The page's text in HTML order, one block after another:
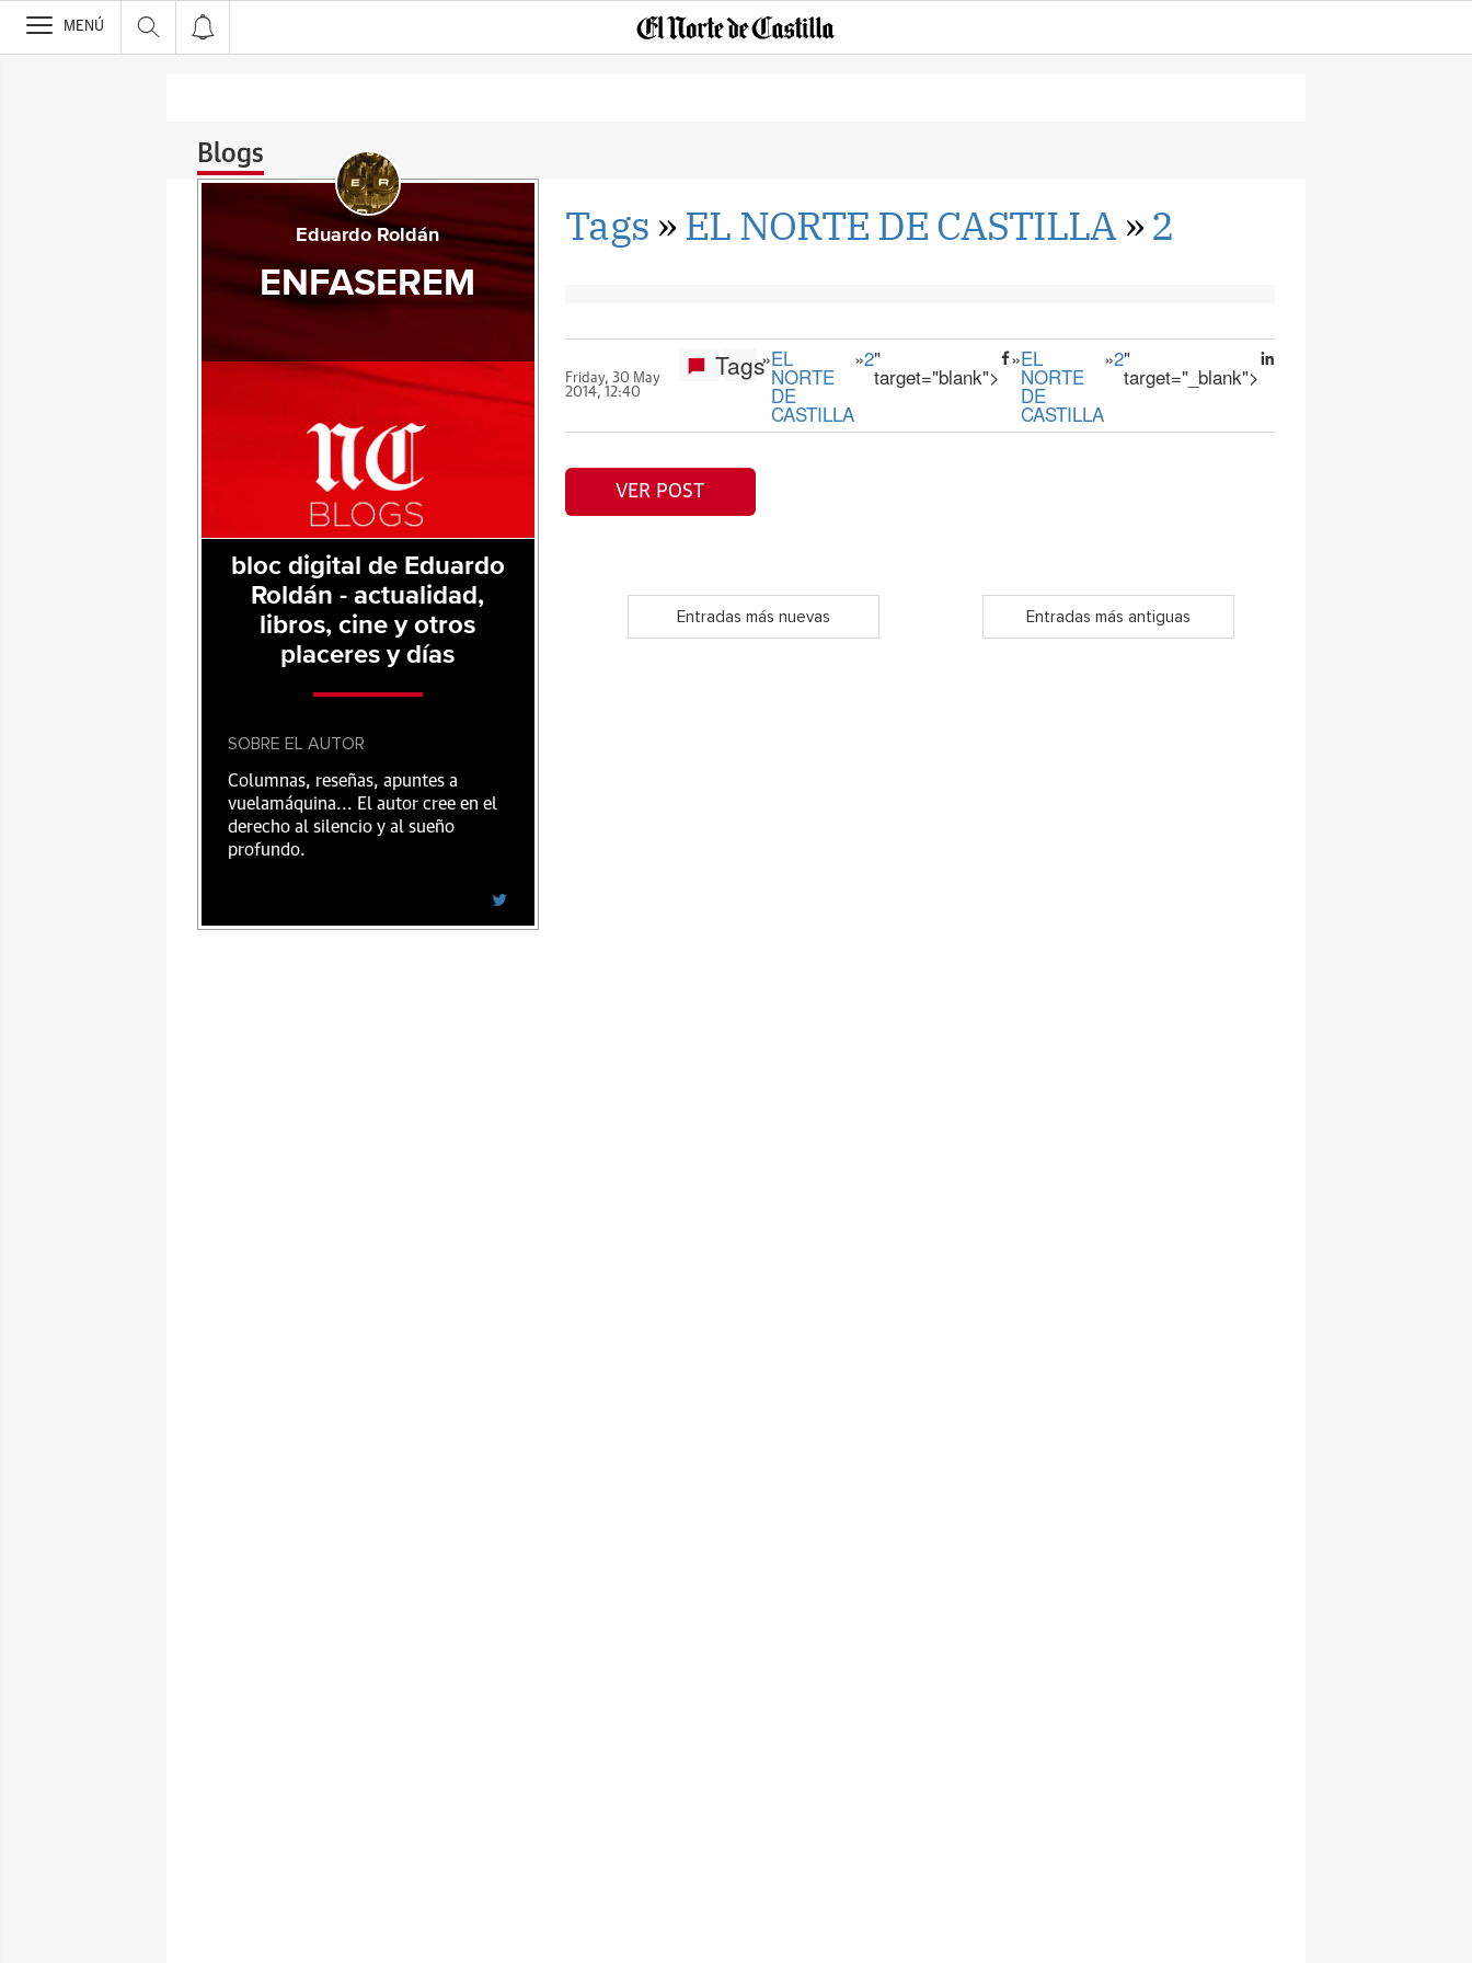
>
MENÚ
Blogs
Tags » EL NORTE DE CASTILLA»2
Friday, 30 May
2014, 12:40
Tags»EL
NORTE
DE
CASTILLA
»2"
target="blank">
»EL
NORTE
DE
CASTILLA
»2"
target="_blank">
VER POST
Entradas más nuevas Entradas más antiguas
Eduardo Roldán
ENFASEREM
bloc digital de Eduardo
Roldán - actualidad,
libros, cine y otros
placeres y días
SOBRE EL AUTOR
Columnas, reseñas, apuntes a
vuelamáquina... El autor cree en el
derecho al silencio y al sueño
profundo.